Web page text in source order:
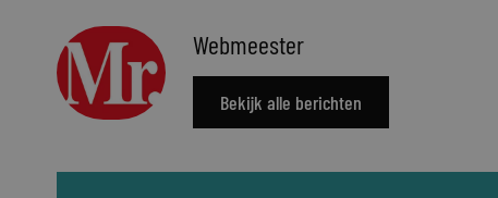
Webmeester
Bekijk alle berichten